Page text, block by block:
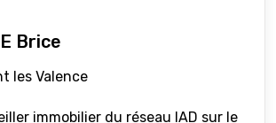
Brice
les Valence